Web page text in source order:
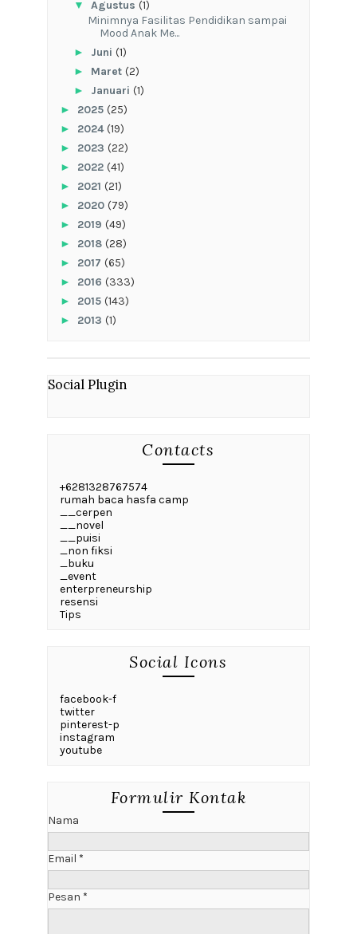
▼ Agustus (1)
‎Minimnya Fasilitas Pendidikan sampai
Mood Anak Me...
► Juni (1)
► Maret (2)
► Januari (1)
► 2025 (25)
► 2024(19)
► 2023 (22)
► 2022 (41)
► 2021 (21)
► 2020 (79)
► 2019 (49)
► 2018 (28)
► 2017 (65)
► 2016 (333)
► 2015 (143)
► 2013 (1)
Social Plugin
Contacts
+6281328767574
rumah baca hasfa camp
__cerpen
__novel
__puisi
_non fiksi
_buku
_event
enterpreneurship
resensi
Tips
Social Icons
facebook-f
twitter
pinterest-p
instagram
youtube
Formulir Kontak
Nama
Email *
Pesan *